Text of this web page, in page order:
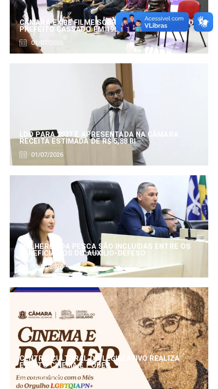
CÂMARA EXIBE FILME SOBRE EDUARDO SERRANO,
PREFEITO CASSADO EM 1960
01/07/2026
LDO PARA 2027 É APRESENTADA NA CÂMARA:
RECEITA ESTIMADA DE R$ 5,88 BI
01/07/2026
MULHERES DA PESCA SÃO INCLUÍDAS ENTRE OS
BENEFICIÁRIOS DO AUXÍLIO-DEFESO
30/06/2026
CENTRO CULTURAL DO LEGISLATIVO REALIZA
EVENTO CINEMA E PODER
25/06/2026